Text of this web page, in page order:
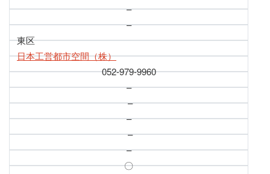
–
–
東区
日本工営都市空間（株）
052-979-9960
–
–
–
–
–
〇